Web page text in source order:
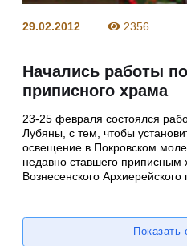
29.02.2012 2356
Начались работы
приписного храма
23-25 февраля состоялся
Лубяны, с тем, чтобы
освещение в Покровском
недавно ставшего приписным
Вознесенского Архиерейского
Показать